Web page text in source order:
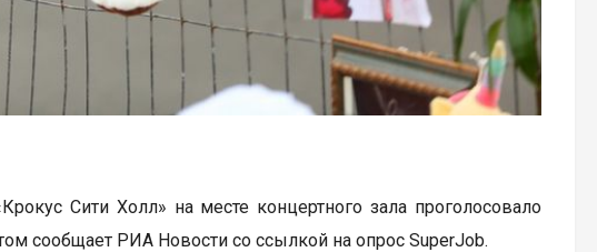
Сити Холл» на месте концертного зала проголосовало
сообщает РИА Новости со ссылкой на опрос SuperJob.